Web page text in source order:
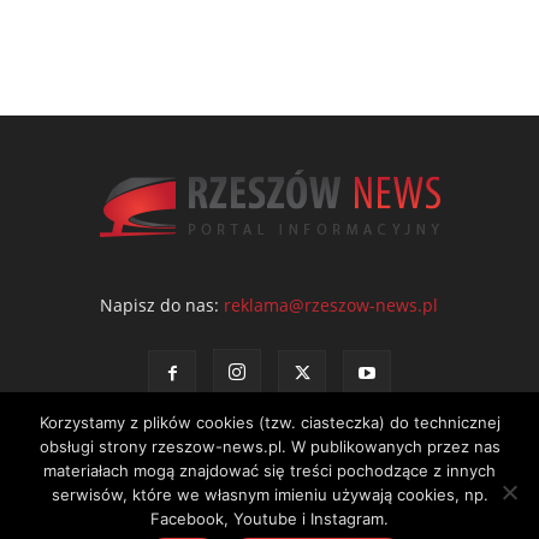
Napisz do nas: reklama@rzeszow-news.pl
Kontakt Polityka prywatności Regulamin portalu
Korzystamy z plików cookies (tzw. ciasteczka) do technicznej
obsługi strony rzeszow-news.pl. W publikowanych przez nas
materiałach mogą znajdować się treści pochodzące z innych
serwisów, które we własnym imieniu używają cookies, np.
Facebook, Youtube i Instagram.